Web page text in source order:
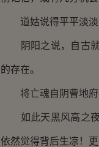
道姑说得平平淡淡
阴阳之说，自古就
的存在。
将亡魂自阴曹地府
如此天黑风高之夜
依然觉得背后生凉！